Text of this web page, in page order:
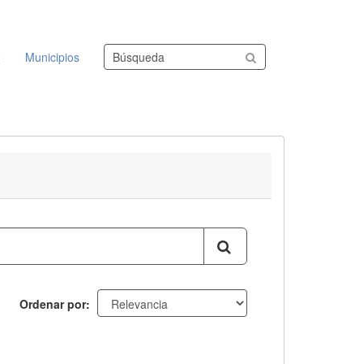
Municipios Buscar conjuntos de datos
Ordenar por